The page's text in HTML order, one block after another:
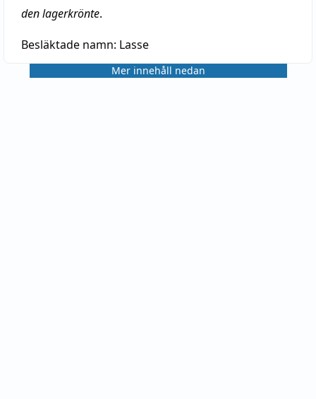
den lagerkrönte.
Besläktade namn: Lasse
Mer innehåll nedan